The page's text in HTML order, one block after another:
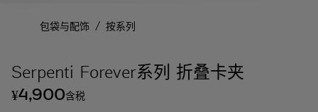
包袋与配饰 / 按系列
Serpenti Forever系列 折叠卡夹
¥4,900含税